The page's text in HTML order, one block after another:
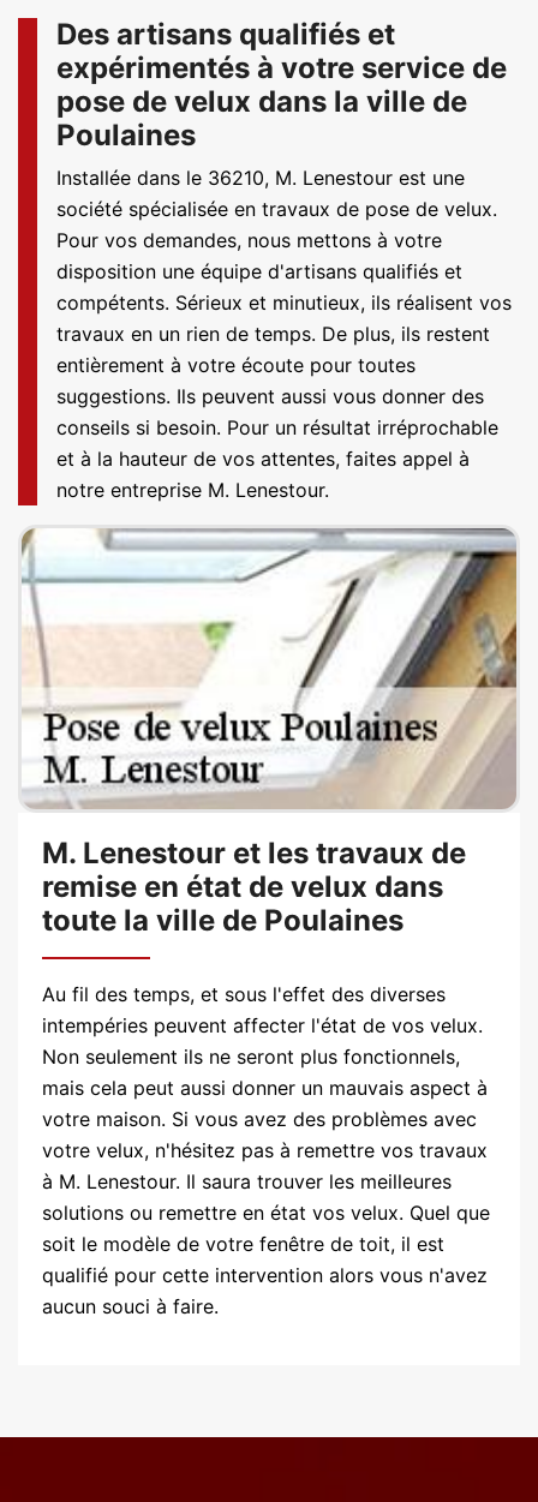
Des artisans qualifiés et
expérimentés à votre service de
pose de velux dans la ville de
Poulaines
Installée dans le 36210, M. Lenestour est une
société spécialisée en travaux de pose de velux.
Pour vos demandes, nous mettons à votre
disposition une équipe d'artisans qualifiés et
compétents. Sérieux et minutieux, ils réalisent vos
travaux en un rien de temps. De plus, ils restent
entièrement à votre écoute pour toutes
suggestions. Ils peuvent aussi vous donner des
conseils si besoin. Pour un résultat irréprochable
et à la hauteur de vos attentes, faites appel à
notre entreprise M. Lenestour.
M. Lenestour et les travaux de
remise en état de velux dans
toute la ville de Poulaines
Au fil des temps, et sous l'effet des diverses
intempéries peuvent affecter l'état de vos velux.
Non seulement ils ne seront plus fonctionnels,
mais cela peut aussi donner un mauvais aspect à
votre maison. Si vous avez des problèmes avec
votre velux, n'hésitez pas à remettre vos travaux
à M. Lenestour. Il saura trouver les meilleures
solutions ou remettre en état vos velux. Quel que
soit le modèle de votre fenêtre de toit, il est
qualifié pour cette intervention alors vous n'avez
aucun souci à faire.